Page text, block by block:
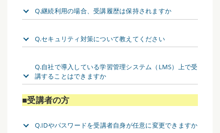
Q.継続利用の場合、受講履歴は保持されますか
Q.セキュリティ対策について教えてください
Q.自社で導入している学習管理システム（LMS）上で受
講することはできますか
■受講者の方
Q.IDやパスワードを受講者自身が任意に変更できますか